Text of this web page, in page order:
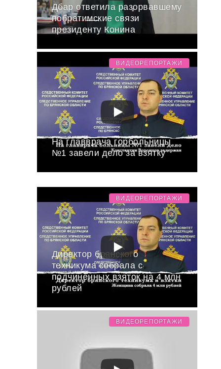
Дбар ответила разорвавшему
побратимские связи
президенту Конина
На главврача горбольницы
№1 завели дело за взятку
ВИДЕОРЕПОРТАЖИ
Директор брянского
техникума собрала с
подчиненных взяток на 4 млн
рублей
ВИДЕОРЕПОРТАЖИ
ВИДЕОРЕПОРТАЖИ